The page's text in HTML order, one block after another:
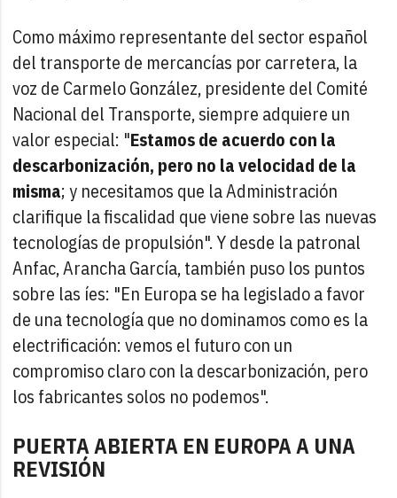
Como máximo representante del sector español
del transporte de mercancías por carretera, la
voz de Carmelo González, presidente del Comité
Nacional del Transporte, siempre adquiere un
valor especial: "Estamos de acuerdo con la
descarbonización, pero no la velocidad de la
misma; y necesitamos que la Administración
clarifique la fiscalidad que viene sobre las nuevas
tecnologías de propulsión". Y desde la patronal
Anfac, Arancha García, también puso los puntos
sobre las íes: "En Europa se ha legislado a favor
de una tecnología que no dominamos como es la
electrificación: vemos el futuro con un
compromiso claro con la descarbonización, pero
los fabricantes solos no podemos".
PUERTA ABIERTA EN EUROPA A UNA
REVISIÓN